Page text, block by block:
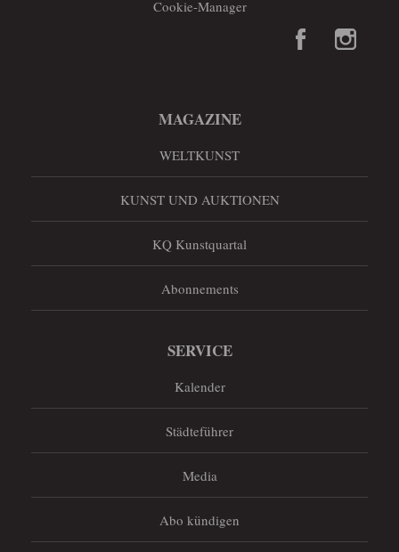
Cookie-Manager
MAGAZINE
WELTKUNST
KUNST UND AUKTIONEN
KQ Kunstquartal
Abonnements
SERVICE
Kalender
Städteführer
Media
Abo kündigen